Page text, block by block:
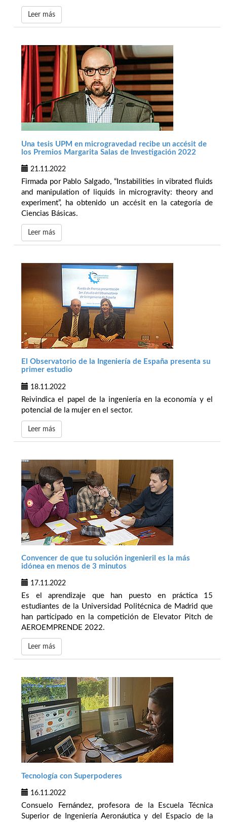
Leer más
Una tesis UPM en microgravedad recibe un accésit de
los Premios Margarita Salas de Investigación 2022
21.11.2022
Firmada por Pablo Salgado, “Instabilities in vibrated fluids
and manipulation of liquids in microgravity: theory and
experiment”, ha obtenido un accésit en la categoría de
Ciencias Básicas.
Leer más
El Observatorio de la Ingeniería de España presenta su
primer estudio
18.11.2022
Reivindica el papel de la ingeniería en la economía y el
potencial de la mujer en el sector.
Leer más
Convencer de que tu solución ingenieril es la más
idónea en menos de 3 minutos
17.11.2022
Es el aprendizaje que han puesto en práctica 15
estudiantes de la Universidad Politécnica de Madrid que
han participado en la competición de Elevator Pitch de
AEROEMPRENDE 2022.
Leer más
Tecnología con Superpoderes
16.11.2022
Consuelo Fernández, profesora de la Escuela Técnica
Superior de Ingeniería Aeronáutica y del Espacio de la